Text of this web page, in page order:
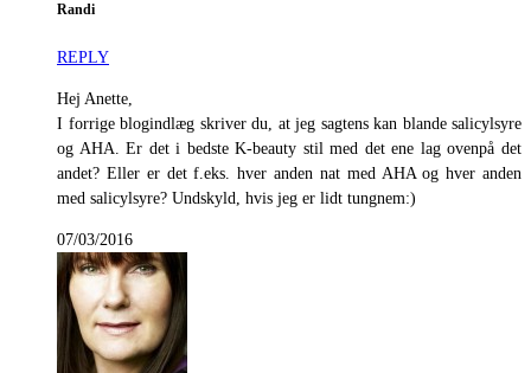
Randi
REPLY
Hej Anette,
I forrige blogindlæg skriver du, at jeg sagtens kan blande salicylsyre
og AHA. Er det i bedste K-beauty stil med det ene lag ovenpå det
andet? Eller er det f.eks. hver anden nat med AHA og hver anden
med salicylsyre? Undskyld, hvis jeg er lidt tungnem:)
07/03/2016